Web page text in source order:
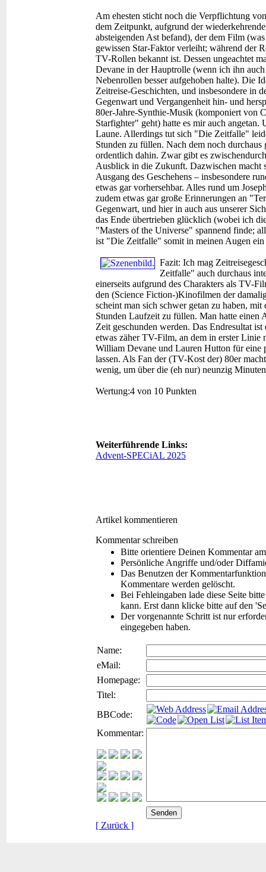
Am ehesten sticht noch die Verpflichtung
dem Zeitpunkt, aufgrund der
absteigenden Ast befand), der dem Film
gewissen Star-Faktor verleiht; während der
TV-Rollen bekannt ist. Dessen ungeachtet
Devane in der Hauptrolle (wenn ich ihn
Nebenrollen besser aufgehoben halte). Die
Zeitreise-Geschichten, und insbesondere in
Gegenwart und Vergangenheit hin- und
80er-Jahre-Synthie-Musik (komponiert von
Starfighter" geht) hatte es mir auch
Laune. Allerdings tut sich "Die Zeitfalle"
Stunden zu füllen. Nach dem noch
ordentlich dahin. Zwar gibt es
Ausblick in die Zukunft. Dazwischen macht
Ausgang des Geschehens – insbesondere
etwas gar vorhersehbar. Alles rund um
zudem etwas gar große Erinnerungen an
Gegenwart, und hier in auch aus unserer
das Ende übertrieben glücklich (wobei ich
"Masters of the Universe" spannend finde;
ist "Die Zeitfalle" somit in meinen Augen ein
Fazit: Ich mag
Zeitfalle" auch durchaus
einerseits aufgrund des Charakters als TV-
den (Science Fiction-)Kinofilmen der
scheint man sich schwer getan zu haben,
Stunden Laufzeit zu füllen. Man hatte einen
Zeit geschunden werden. Das Endresultat
etwas zäher TV-Film, an dem in erster
William Devane und Lauren Hutton für eine
lassen. Als Fan der (TV-Kost der) 80er
wenig, um über die (eh nur) neunzig
Wertung:4 von 10 Punkten
Weiterführende Links:
Advent-SPECiAL 2025
Artikel kommentieren
Kommentar schreiben
Bitte orientiere Deinen Kommentar
Persönliche Angriffe und/oder
Das Benutzen der
Kommentare werden gelöscht.
Bei Fehleingaben lade diese Seite
kann. Erst dann klicke bitte auf den
Der vorgenannte Schritt ist nur
eingegeben haben.
Name:
eMail:
Homepage:
Titel:
BBCode:
Kommentar:
[ Zurück ]